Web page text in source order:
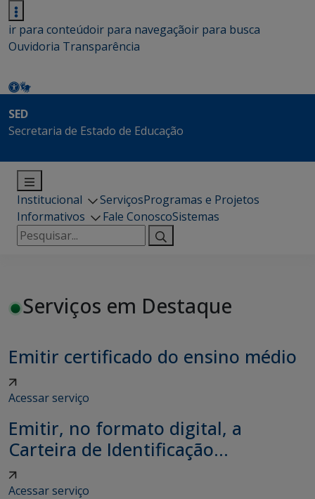
ir para conteúdoir para navegaçãoir para busca
Ouvidoria Transparência
SED
Secretaria de Estado de Educação
Institucional ServiçosProgramas e Projetos
Informativos
Fale ConoscoSistemas
Pesquisar
por:
Serviços em Destaque
Emitir certificado do ensino médio
Acessar serviço
Emitir, no formato digital, a
Carteira de Identificação...
Acessar serviço